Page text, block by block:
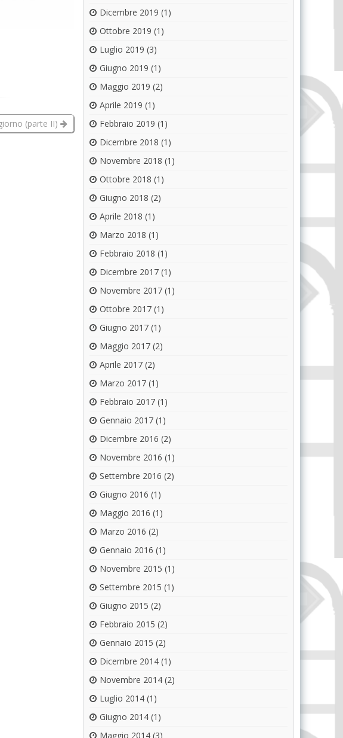
(parte II)
Dicembre 2019 (1)
Ottobre 2019 (1)
Luglio 2019 (3)
Giugno 2019 (1)
Maggio 2019 (2)
Aprile 2019 (1)
Febbraio 2019 (1)
Dicembre 2018 (1)
Novembre 2018 (1)
Ottobre 2018 (1)
Giugno 2018 (2)
Aprile 2018 (1)
Marzo 2018 (1)
Febbraio 2018 (1)
Dicembre 2017 (1)
Novembre 2017 (1)
Ottobre 2017 (1)
Giugno 2017 (1)
Maggio 2017 (2)
Aprile 2017 (2)
Marzo 2017 (1)
Febbraio 2017 (1)
Gennaio 2017 (1)
Dicembre 2016 (2)
Novembre 2016 (1)
Settembre 2016 (2)
Giugno 2016 (1)
Maggio 2016 (1)
Marzo 2016 (2)
Gennaio 2016 (1)
Novembre 2015 (1)
Settembre 2015 (1)
Giugno 2015 (2)
Febbraio 2015 (2)
Gennaio 2015 (2)
Dicembre 2014 (1)
Novembre 2014 (2)
Luglio 2014 (1)
Giugno 2014 (1)
Maggio 2014 (3)